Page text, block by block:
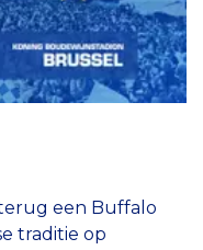
een Buffalo
traditie op